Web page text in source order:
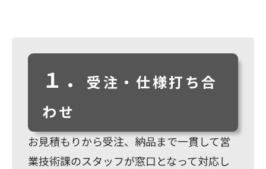
１．
受注・仕様打ち合
わせ
お見積もりから受注、納品まで一貫して営
業技術課のスタッフが窓口となって対応し